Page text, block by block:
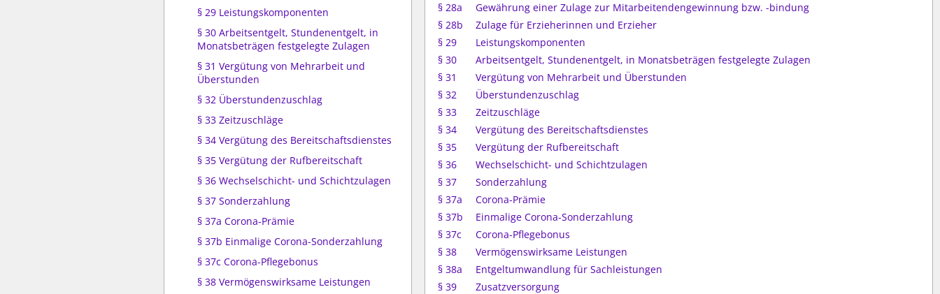
§ 29 Leistungskomponenten
§ 30 Arbeitsentgelt, Stundenentgelt, in
Monatsbeträgen festgelegte Zulagen
§ 31 Vergütung von Mehrarbeit und
Überstunden
§ 32 Überstundenzuschlag
§ 33 Zeitzuschläge
§ 34 Vergütung des Bereitschaftsdienstes
§ 35 Vergütung der Rufbereitschaft
§ 36 Wechselschicht- und Schichtzulagen
§ 37 Sonderzahlung
§ 37a Corona-Prämie
§ 37b Einmalige Corona-Sonderzahlung
§ 37c Corona-Pflegebonus
§ 38 Vermögenswirksame Leistungen
§ 28a
Gewährung einer Zulage zur Mitarbeitendengewinnung bzw. -bindung
§ 28b
Zulage für Erzieherinnen und Erzieher
§ 29
Leistungskomponenten
§ 30
Arbeitsentgelt, Stundenentgelt, in Monatsbeträgen festgelegte Zulagen
§ 31
Vergütung von Mehrarbeit und Überstunden
§ 32
Überstundenzuschlag
§ 33
Zeitzuschläge
§ 34
Vergütung des Bereitschaftsdienstes
§ 35
Vergütung der Rufbereitschaft
§ 36
Wechselschicht- und Schichtzulagen
§ 37
Sonderzahlung
§ 37a
Corona-Prämie
§ 37b
Einmalige Corona-Sonderzahlung
§ 37c
Corona-Pflegebonus
§ 38
Vermögenswirksame Leistungen
§ 38a
Entgeltumwandlung für Sachleistungen
§ 39
Zusatzversorgung